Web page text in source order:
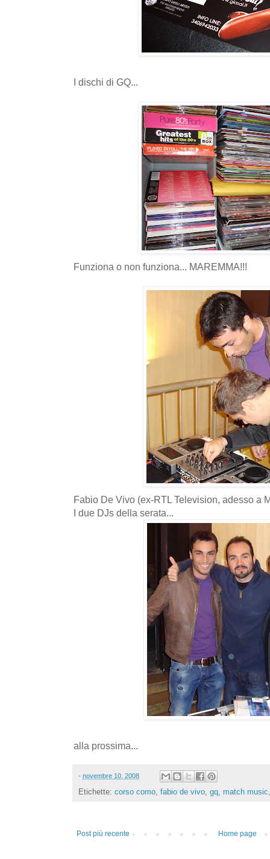
I dischi di GQ...
Funziona o non funziona... MAREMMA!!!
Fabio De Vivo (ex-RTL Television, adesso a
I due DJs della serata...
alla prossima...
- novembre 10, 2008
Etichette: corso como, fabio de vivo, gq, match music
Post più recente Home page